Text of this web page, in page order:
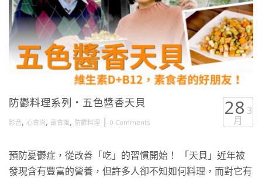
防鬱料理系列・五色醬香天貝
影音, 心食尚, 蔬食風, 防鬱料理 | 0 Comments
28 3
月
預防憂鬱症，從改善「吃」的習慣開始！ 「天貝」近年被
發現含有豐富的營養，但許多人卻不知如何料理，而對它有